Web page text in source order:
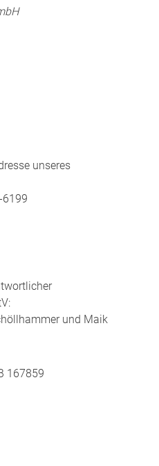
unseres
6199
und Maik
167859